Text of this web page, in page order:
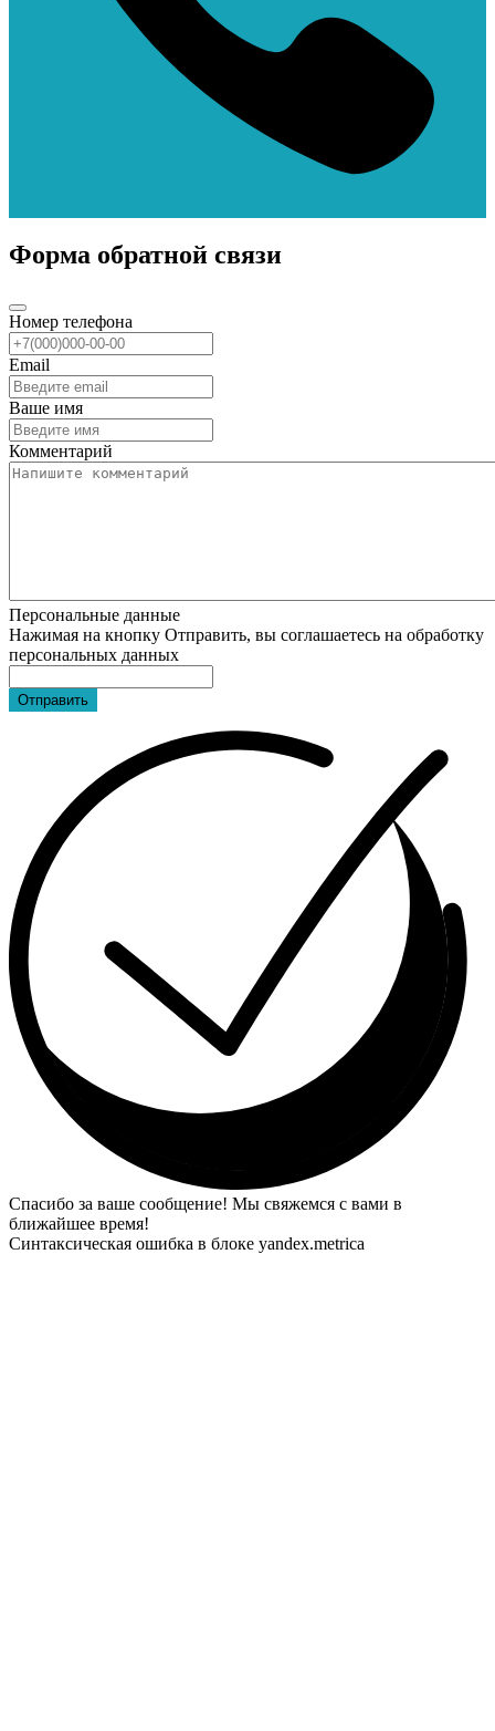
Форма обратной связи
Номер телефона
Email
Ваше имя
Комментарий
Персональные данные
Нажимая на кнопку Отправить, вы соглашаетесь на обработку
персональных данных
Отправить
Спасибо за ваше сообщение! Мы свяжемся с вами в
ближайшее время!
Синтаксическая ошибка в блоке yandex.metrica